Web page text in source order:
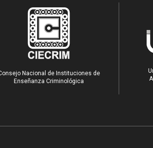
Nacional de Instituciones de
Enseñanza Criminológica